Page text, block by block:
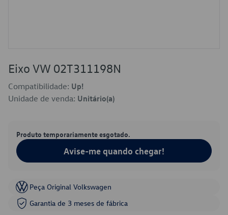
Eixo VW 02T311198N
Compatibilidade: Up!
Unidade de venda: Unitário(a)
Produto temporariamente esgotado.
Avise-me quando chegar!
Peça Original Volkswagen
Garantia de 3 meses de fábrica